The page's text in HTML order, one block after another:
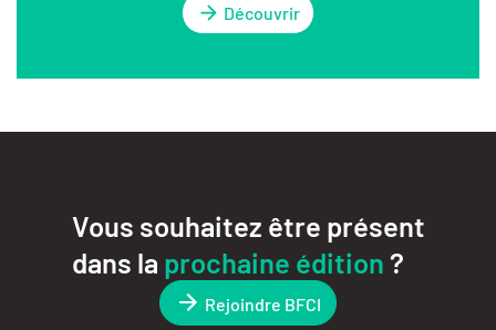
Découvrir
Vous souhaitez être présent
dans la prochaine édition?
Rejoindre BFCI